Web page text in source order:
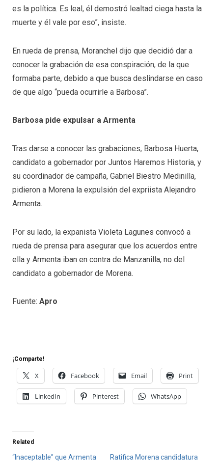
es la política. Es leal, él demostró lealtad ciega hasta la
muerte y él vale por eso”, insiste.
En rueda de prensa, Moranchel dijo que decidió dar a
conocer la grabación de esa conspiración, de la que
formaba parte, debido a que busca deslindarse en caso
de que algo “pueda ocurrirle a Barbosa”.
Barbosa pide expulsar a Armenta
Tras darse a conocer las grabaciones, Barbosa Huerta,
candidato a gobernador por Juntos Haremos Historia, y
su coordinador de campaña, Gabriel Biestro Medinilla,
pidieron a Morena la expulsión del expriista Alejandro
Armenta.
Por su lado, la expanista Violeta Lagunes convocó a
rueda de prensa para asegurar que los acuerdos entre
ella y Armenta iban en contra de Manzanilla, no del
candidato a gobernador de Morena.
Fuente: Apro
¡Comparte!
X Facebook Email Print
LinkedIn Pinterest WhatsApp
Related
“Inaceptable” que Armenta
Ratifica Morena candidatura